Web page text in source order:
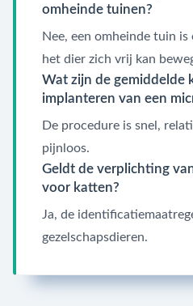
omheinde tuinen?
Nee, een omheinde tuin
het dier zich vrij kan
Wat zijn de gemiddelde
implanteren van een
De procedure is snel,
pijnloos.
Geldt de verplichting
voor katten?
Ja, de
gezelschapsdieren.